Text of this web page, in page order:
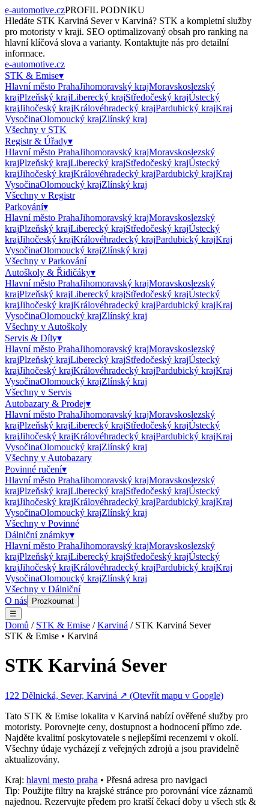
e-automotive.czPROFIL PODNIKU
Hledáte STK Karviná Severv Karviná? STK a kompletní služby
pro motoristy v kraji. SEO optimalizovaný obsah pro ranking na
hlavní klíčová slova a varianty. Kontaktujte nás pro detailní
informace.
e-automotive.cz
STK & Emise▾
Hlavní město PrahaJihomoravský krajMoravskoslezský
krajPlzeňský krajLiberecký krajStředočeský krajÚstecký
krajJihočeský krajKrálovéhradecký krajPardubický krajKraj
VysočinaOlomoucký krajZlínský kraj
Všechny v STK
Registr & Úřady▾
Hlavní město PrahaJihomoravský krajMoravskoslezský
krajPlzeňský krajLiberecký krajStředočeský krajÚstecký
krajJihočeský krajKrálovéhradecký krajPardubický krajKraj
VysočinaOlomoucký krajZlínský kraj
Všechny v Registr
Parkování▾
Hlavní město PrahaJihomoravský krajMoravskoslezský
krajPlzeňský krajLiberecký krajStředočeský krajÚstecký
krajJihočeský krajKrálovéhradecký krajPardubický krajKraj
VysočinaOlomoucký krajZlínský kraj
Všechny v Parkování
Autoškoly & Řidičáky▾
Hlavní město PrahaJihomoravský krajMoravskoslezský
krajPlzeňský krajLiberecký krajStředočeský krajÚstecký
krajJihočeský krajKrálovéhradecký krajPardubický krajKraj
VysočinaOlomoucký krajZlínský kraj
Všechny v Autoškoly
Servis & Díly▾
Hlavní město PrahaJihomoravský krajMoravskoslezský
krajPlzeňský krajLiberecký krajStředočeský krajÚstecký
krajJihočeský krajKrálovéhradecký krajPardubický krajKraj
VysočinaOlomoucký krajZlínský kraj
Všechny v Servis
Autobazary & Prodej▾
Hlavní město PrahaJihomoravský krajMoravskoslezský
krajPlzeňský krajLiberecký krajStředočeský krajÚstecký
krajJihočeský krajKrálovéhradecký krajPardubický krajKraj
VysočinaOlomoucký krajZlínský kraj
Všechny v Autobazary
Povinné ručení▾
Hlavní město PrahaJihomoravský krajMoravskoslezský
krajPlzeňský krajLiberecký krajStředočeský krajÚstecký
krajJihočeský krajKrálovéhradecký krajPardubický krajKraj
VysočinaOlomoucký krajZlínský kraj
Všechny v Povinné
Dálniční známky▾
Hlavní město PrahaJihomoravský krajMoravskoslezský
krajPlzeňský krajLiberecký krajStředočeský krajÚstecký
krajJihočeský krajKrálovéhradecký krajPardubický krajKraj
VysočinaOlomoucký krajZlínský kraj
Všechny v Dálniční
O nás
Prozkoumat
☰
Domů / STK & Emise /Karviná / STK Karviná Sever
STK & Emise • Karviná
STK Karviná Sever
122 Dělnická, Sever, Karviná ↗ (Otevřít mapu v Google)
Tato STK & Emise lokalita v Karviná nabízí ověřené služby pro
motoristy. Porovnejte ceny, dostupnost a hodnocení přímo zde.
Najděte kvalitní poskytovatele s nejlepšími recenzemi v okolí.
Všechny údaje vycházejí z veřejných zdrojů a jsou pravidelně
aktualizovány.
Kraj: hlavni mesto praha • Přesná adresa pro navigaci
Tip: Použijte filtry na krajské stránce pro porovnání více záznamů
najednou. Rezervujte předem pro kratší čekací doby u všech stk &